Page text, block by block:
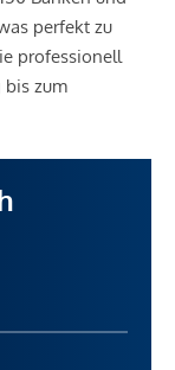
perfekt zu
professionell
bis zum